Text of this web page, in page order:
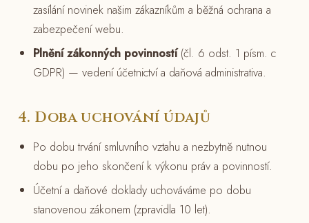
zasílání novinek našim zákazníkům a běžná ochrana a
zabezpečení webu.
Plnění zákonných povinností(čl. 6 odst. 1 písm. c
GDPR) — vedení účetnictví a daňová administrativa.
4. Doba uchování údajů
Po dobu trvání smluvního vztahu a nezbytně nutnou
dobu po jeho skončení k výkonu práv a povinností.
Účetní a daňové doklady uchováváme po dobu
stanovenou zákonem (zpravidla 10 let).